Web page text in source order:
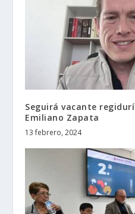
Seguirá vacante
Emiliano Zapata
13 febrero, 2024